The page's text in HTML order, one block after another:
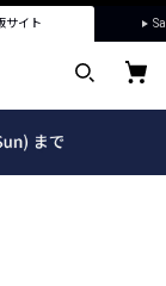
サイト